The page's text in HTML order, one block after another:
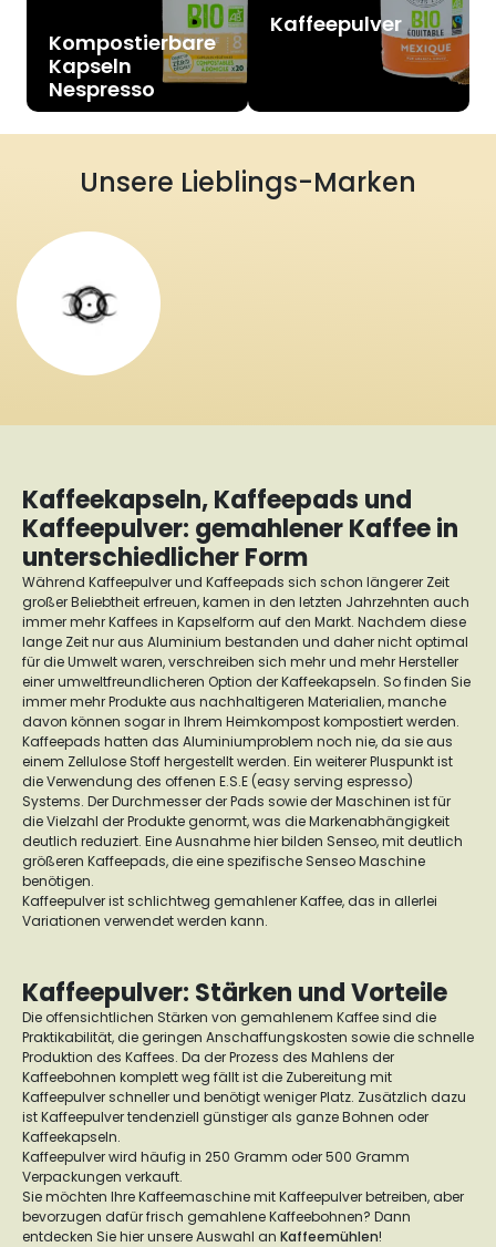
Kompostierbare
Kapseln
Nespresso
Kaffeepulver
Unsere Lieblings-Marken
Kaffeekapseln, Kaffeepads und
Kaffeepulver: gemahlener Kaffee in
unterschiedlicher Form
Während Kaffeepulver und Kaffeepads sich schon längerer Zeit
großer Beliebtheit erfreuen, kamen in den letzten Jahrzehnten auch
immer mehr Kaffees in Kapselform auf den Markt. Nachdem diese
lange Zeit nur aus Aluminium bestanden und daher nicht optimal
für die Umwelt waren, verschreiben sich mehr und mehr Hersteller
einer umweltfreundlicheren Option der Kaffeekapseln. So finden Sie
immer mehr Produkte aus nachhaltigeren Materialien, manche
davon können sogar in Ihrem Heimkompost kompostiert werden.
Kaffeepads hatten das Aluminiumproblem noch nie, da sie aus
einem Zellulose Stoff hergestellt werden. Ein weiterer Pluspunkt ist
die Verwendung des offenen E.S.E (easy serving espresso)
Systems. Der Durchmesser der Pads sowie der Maschinen ist für
die Vielzahl der Produkte genormt, was die Markenabhängigkeit
deutlich reduziert. Eine Ausnahme hier bilden Senseo, mit deutlich
größeren Kaffeepads, die eine spezifische Senseo Maschine
benötigen.
Kaffeepulver ist schlichtweg gemahlener Kaffee, das in allerlei
Variationen verwendet werden kann.
Kaffeepulver: Stärken und Vorteile
Die offensichtlichen Stärken von gemahlenem Kaffee sind die
Praktikabilität, die geringen Anschaffungskosten sowie die schnelle
Produktion des Kaffees. Da der Prozess des Mahlens der
Kaffeebohnen komplett weg fällt ist die Zubereitung mit
Kaffeepulver schneller und benötigt weniger Platz. Zusätzlich dazu
ist Kaffeepulver tendenziell günstiger als ganze Bohnen oder
Kaffeekapseln.
Kaffeepulver wird häufig in 250 Gramm oder 500 Gramm
Verpackungen verkauft.
Sie möchten Ihre Kaffeemaschine mit Kaffeepulver betreiben, aber
bevorzugen dafür frisch gemahlene Kaffeebohnen? Dann
entdecken Sie hier unsere Auswahl an Kaffeemühlen!